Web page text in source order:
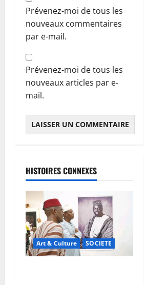
Prévenez-moi de tous les
nouveaux commentaires
par e-mail.
Prévenez-moi de tous les
nouveaux articles par e-
mail.
HISTOIRES CONNEXES
Art & Culture SOCIETE